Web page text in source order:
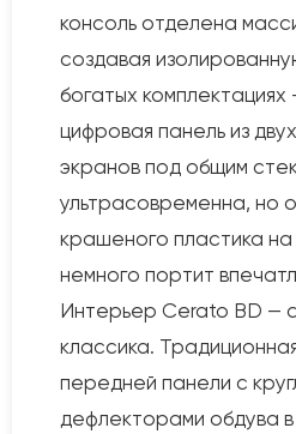
консоль отделена
создавая
богатых комплектациях
цифровая панель из
экранов под общим
ультрасовременна, но
крашеного пластика
немного портит
Интерьер Cerato BD —
классика.
передней панели с
дефлекторами обдува